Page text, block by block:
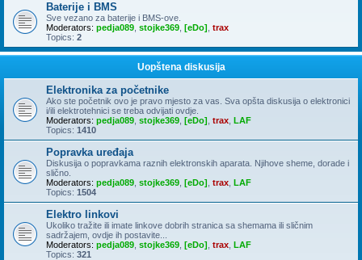
Baterije i BMS
Sve vezano za baterije i BMS-ove.
Moderators: pedja089 stojke369 [eDo] trax
Topics: 2
Uopštena diskusija
Elektronika za početnike
Ako ste početnik ovo je pravo mjesto za vas. Sva opšta diskusija o elektronici
i/ili elektrotehnici se treba odvijati ovdje.
Moderators: pedja089 stojke369 [eDo] trax LAF
Topics: 1410
Popravka uređaja
Diskusija o popravkama raznih elektronskih aparata. Njihove sheme, dorade i
slično.
Moderators: pedja089 stojke369 [eDo] trax LAF
Topics: 1504
Elektro linkovi
Ukoliko tražite ili imate linkove dobrih stranica sa shemama ili sličnim
sadržajem, ovdje ih postavite...
Moderators: pedja089 stojke369 [eDo] trax LAF
Topics: 321